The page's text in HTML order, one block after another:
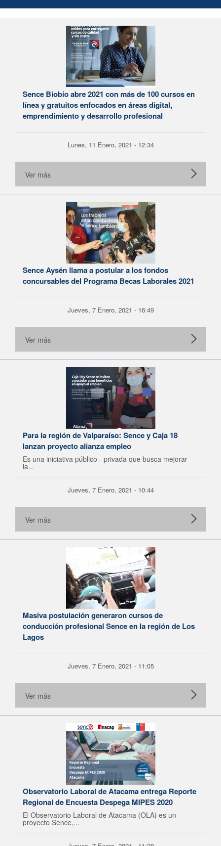
Sence Biobío abre 2021 con más de 100 cursos en
línea y gratuitos enfocados en áreas digital,
emprendimiento y desarrollo profesional
Lunes, 11 Enero, 2021 - 12:34
Ver más
Sence Aysén llama a postular a los fondos
concursables del Programa Becas Laborales 2021
Jueves, 7 Enero, 2021 - 16:49
Ver más
Para la región de Valparaíso: Sence y Caja 18
lanzan proyecto alianza empleo
Es una iniciativa público - privada que busca mejorar
la...
Jueves, 7 Enero, 2021 - 10:44
Ver más
Masiva postulación generaron cursos de
conducción profesional Sence en la región de Los
Lagos
Jueves, 7 Enero, 2021 - 11:05
Ver más
Observatorio Laboral de Atacama entrega Reporte
Regional de Encuesta Despega MIPES 2020
El Observatorio Laboral de Atacama (OLA) es un
proyecto Sence,...